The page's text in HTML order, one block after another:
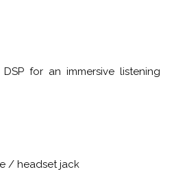
for an immersive listening
/ headset jack